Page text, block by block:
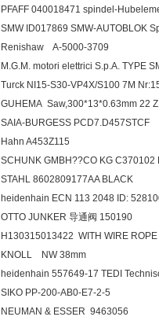
PFAFF 040018471 spindel-
SMW ID017869 SMW-AUTOBLOK
Renishaw A-
M.G.M. motori elettrici S.p.A. TYPE
Turck NI15-S30-VP4X/S100 7M
GUHEMA Saw,300*13*0.63mm 22
SAIA-BURGESS PCD7.D457STCF
Hahn A453Z115
SCHUNK GMBH??CO KG C370102
STAHL 8602809177AA BLACK
heidenhain ECN 113 2048 ID:
OTTO JUNKER 导通阀 150190
H130315013422 WITH WIRE
KNOLL NW 38mm
heidenhain 557649-17 TEDI
SIKO PP-200-AB0-E7-2-5
NEUMAN & ESSER 9463056